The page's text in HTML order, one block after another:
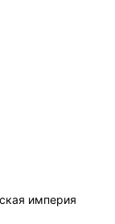
империя